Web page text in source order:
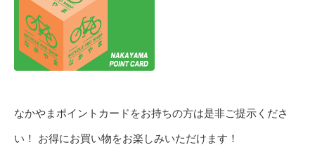
なかやまポイントカードをお持ちの方は是非ご提示くださ
い！ お得にお買い物をお楽しみいただけます！